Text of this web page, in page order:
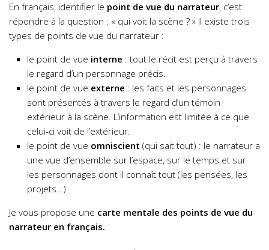
En français, identifier le point de vue du narrateur, c’est
répondre à la question : « qui voit la scène ? » Il existe trois
types de points de vue du narrateur :
le point de vue interne : tout le récit est perçu à travers
le regard d’un personnage précis.
le point de vue externe : les faits et les personnages
sont présentés à travers le regard d’un témoin
extérieur à la scène. L’information est limitée à ce que
celui-ci voit de l’extérieur.
le point de vue omniscient (qui sait tout) : le narrateur a
une vue d’ensemble sur l’espace, sur le temps et sur
les personnages dont il connaît tout (les pensées, les
projets…)
Je vous propose une carte mentale des points de vue du
narrateur en français.